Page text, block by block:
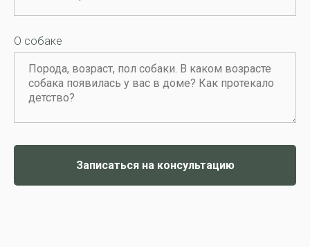
О собаке
Записаться на консультацию